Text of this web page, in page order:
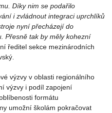
Díky nim se podařilo
i zvládnout integraci uprchlíků
nyní přecházejí do
Přesně tak by měly kohezní
ředitel sekce mezinárodních
výzvy v oblasti regionálního
výzvy i podíl zapojení
formátu
umožní školám pokračovat